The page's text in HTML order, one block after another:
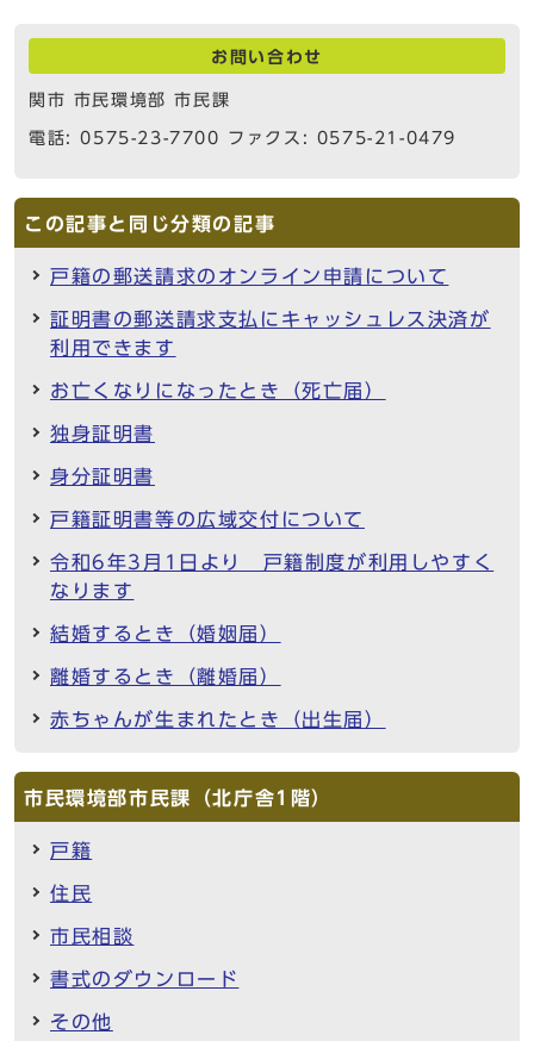
お問い合わせ
関市 市民環境部 市民課
電話: 0575-23-7700 ファクス: 0575-21-0479
この記事と同じ分類の記事
戸籍の郵送請求のオンライン申請について
証明書の郵送請求支払にキャッシュレス決済が
利用できます
お亡くなりになったとき（死亡届）
独身証明書
身分証明書
戸籍証明書等の広域交付について
令和6年3月1日より 戸籍制度が利用しやすく
なります
結婚するとき（婚姻届）
離婚するとき（離婚届）
赤ちゃんが生まれたとき（出生届）
市民環境部市民課（北庁舎1階）
戸籍
住民
市民相談
書式のダウンロード
その他